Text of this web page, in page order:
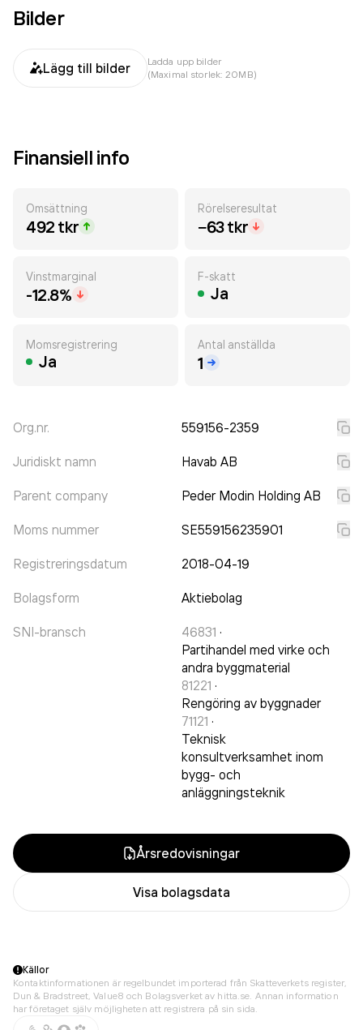
Bilder
Lägg till bilder
Ladda upp bilder
(Maximal storlek: 20MB)
Finansiell info
Omsättning
492 tkr
Rörelseresultat
−63 tkr
Vinstmarginal
-12.8%
F-skatt
Ja
Momsregistrering
Ja
Antal anställda
1
Org.nr. 559156-2359
Juridiskt namn Havab AB
Parent company Peder Modin Holding AB
Moms nummer SE559156235901
Registreringsdatum 2018-04-19
Bolagsform Aktiebolag
SNI-bransch 46831 ·
Partihandel med virke och
andra byggmaterial
81221 ·
Rengöring av byggnader
71121 ·
Teknisk
konsultverksamhet inom
bygg- och
anläggningsteknik
Årsredovisningar
Visa bolagsdata
Källor
Kontaktinformationen är regelbundet importerad från Skatteverkets register,
Dun & Bradstreet, Value8 och Bolagsverket av hitta.se. Annan information
har företaget själv möjligheten att registrera på sin sida.